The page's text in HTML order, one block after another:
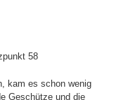
58
kam es schon wenig
Geschütze und die